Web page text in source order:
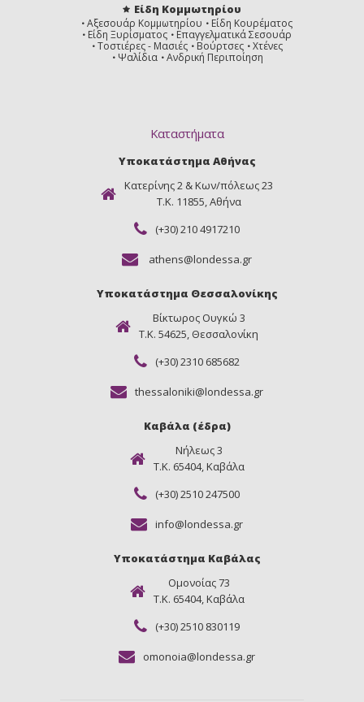
Είδη Κομμωτηρίου
Αξεσουάρ Κομμωτηρίου
Είδη Κουρέματος
Είδη Ξυρίσματος
Επαγγελματικά Σεσουάρ
Τοστιέρες - Μασιές
Βούρτσες
Χτένες
Ψαλίδια
Ανδρική Περιποίηση
Καταστήματα
Υποκατάστημα Αθήνας
Κατερίνης 2 & Κων/πόλεως 23
Τ.Κ. 11855, Αθήνα
(+30) 210 4917210
athens@londessa.gr
Υποκατάστημα Θεσσαλονίκης
Βίκτωρος Ουγκώ 3
Τ.Κ. 54625, Θεσσαλονίκη
(+30) 2310 685682
thessaloniki@londessa.gr
Καβάλα (έδρα)
Νήλεως 3
Τ.Κ. 65404, Καβάλα
(+30) 2510 247500
info@londessa.gr
Υποκατάστημα Καβάλας
Ομονοίας 73
Τ.Κ. 65404, Καβάλα
(+30) 2510 830119
omonoia@londessa.gr